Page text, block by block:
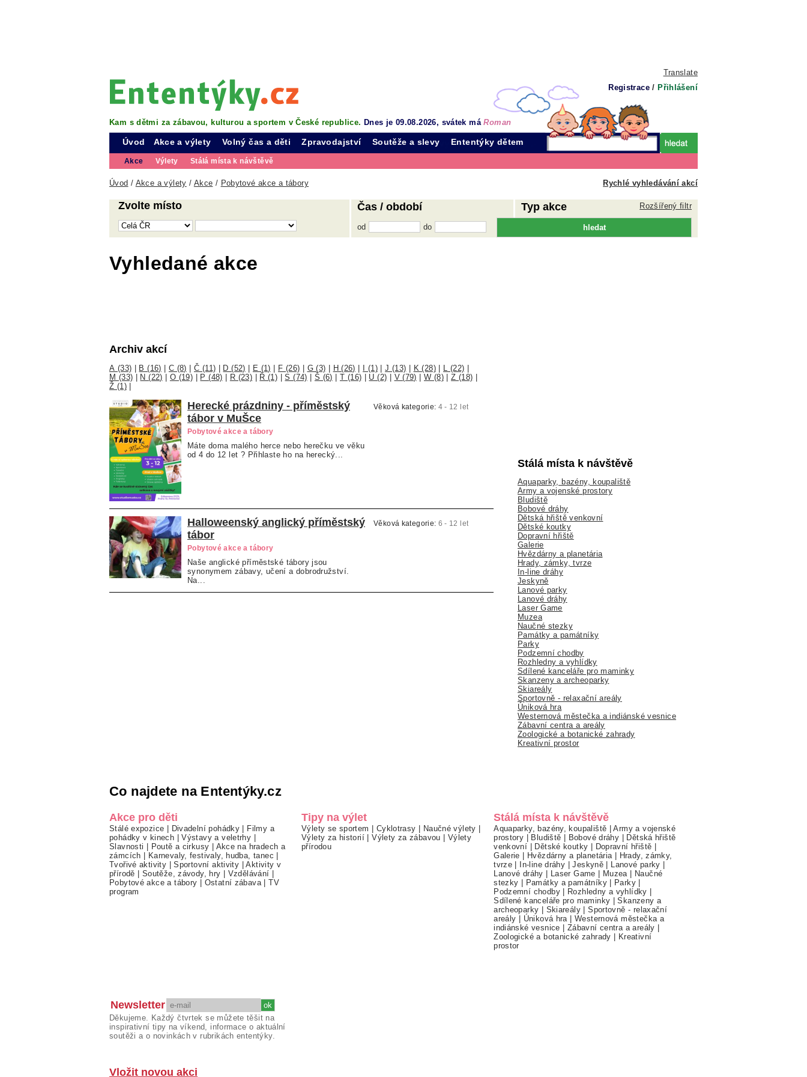
Translate
Registrace / Přihlášení
Kam s dětmi za zábavou, kulturou a sportem v České republice. Dnes je 09.08.2026, svátek máRoman
Úvod Akce a výlety
Akce Výlety Stálá místa k návštěvě
Volný čas a děti Zpravodajství Soutěže a slevy Ententýky dětem
Rychlé vyhledávání akcí
Úvod / Akce a výlety / Akce / Pobytové akce a tábory
Zvolte místo Čas / období
od do
Typ akce Rozšířený filtr
Vyhledané akce
Archiv akcí
A (33) | B (16) | C (8) |Č (11) | D (52) | E (1) | F (26) | G (3) | H (26) | I (1)|J (13) | K (28)| L (22) |
M (33) | N (22) | O (19) | P (48) | R (23) | Ř (1) |S (74) | Š (6) | T (16) | U (2) | V (79) | W (8)|Z (18) |
Ž (1)|
Herecké prázdniny - příměstský
tábor v MuŠce
Pobytové akce a tábory
Máte doma malého herce nebo herečku ve věku
od 4 do 12 let ? Přihlaste ho na herecký...
Věková kategorie: 4 - 12 let
Halloweenský anglický příměstský
tábor
Pobytové akce a tábory
Naše anglické příměstské tábory jsou
synonymem zábavy, učení a dobrodružství.
Na...
Věková kategorie: 6 - 12 let
Stálá místa k návštěvě
Aquaparky, bazény, koupaliště
Army a vojenské prostory
Bludiště
Bobové dráhy
Dětská hřiště venkovní
Dětské koutky
Dopravní hřiště
Galerie
Hvězdárny a planetária
Hrady, zámky, tvrze
In-line dráhy
Jeskyně
Lanové parky
Lanové dráhy
Laser Game
Muzea
Naučné stezky
Památky a památníky
Parky
Podzemní chodby
Rozhledny a vyhlídky
Sdílené kanceláře pro maminky
Skanzeny a archeoparky
Skiareály
Sportovně - relaxační areály
Úniková hra
Westernová městečka a indiánské vesnice
Zábavní centra a areály
Zoologické a botanické zahrady
Kreativní prostor
Co najdete na Ententýky.cz
Akce pro děti
Stálé expozice Divadelní pohádky
Filmy a
pohádky v kinech |Výstavy a veletrhy
Slavnosti
Poutě a cirkusy
Akce na hradech a
zámcích
Karnevaly, festivaly, hudba, tanec
Tvořivé aktivity |Sportovní aktivity |Aktivity v
přírodě
Soutěže, závody, hry Vzdělávání
Pobytové akce a tábory
Ostatní zábava|TV
program
Tipy na výlet
Výlety se sportem Cyklotrasy Naučné výlety
Výlety za historií |Výlety za zábavou
Výlety
přírodou
Stálá místa k návštěvě
Aquaparky, bazény, koupaliště |Army a vojenské
prostory
Bludiště Bobové dráhy
Dětská hřiště
venkovní
Dětské koutky Dopravní hřiště
Galerie
Hvězdárny a planetária|
Hrady, zámky,
tvrze
In-line dráhy |Jeskyně Lanové parky
Lanové dráhy
Laser Game Muzea|
Naučné
stezky
Památky a památníky| Parky
Podzemní chodby| Rozhledny a vyhlídky
Sdílené kanceláře pro maminky |Skanzeny a
archeoparky
Skiareály |Sportovně - relaxační
areály
Úniková hra|Westernová městečka a
indiánské vesnice
Zábavní centra a areály
Zoologické a botanické zahrady
Kreativní
prostor
Newsletter
Děkujeme. Každý čtvrtek se můžete těšit na
inspirativní tipy na víkend, informace o aktuální
soutěži a o novinkách v rubrikách ententýky.
Vložit novou akci